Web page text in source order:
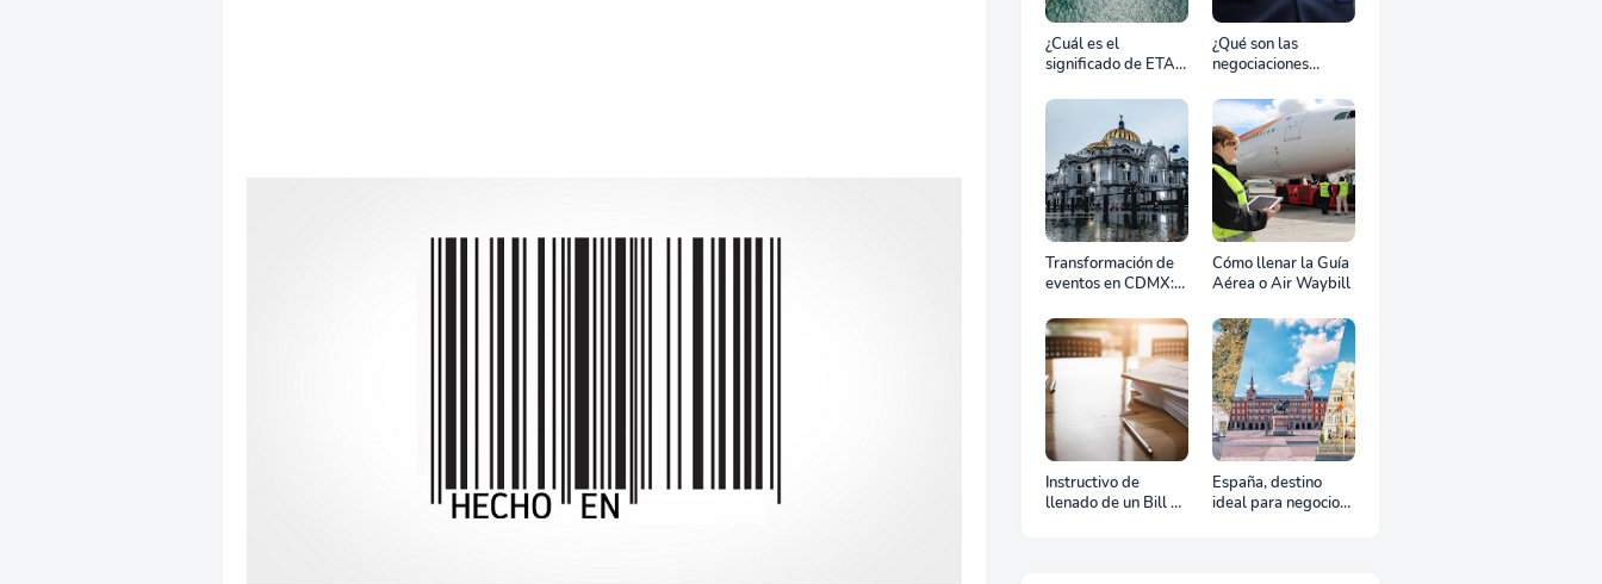
¿Cuál es el
significado de ETA,
el transporte
marítimo?
¿Qué son las
negociaciones
Transformación de
eventos en CDMX:
profesional de
equipos define el
éxito de tu
celebración
Cómo llenar la Guía
Aérea o Air Waybill
Instructivo de
llenado de un Bill of
España, destino
ideal para negocios